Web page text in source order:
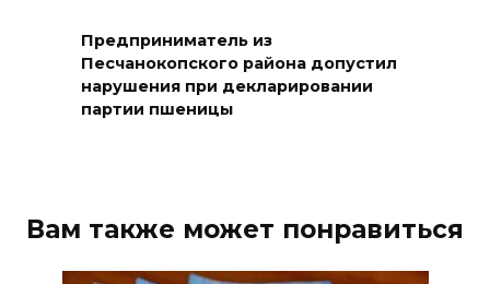
Донской колледж закупил
комплексы БПЛА для
обучения пилотированию
до +40 °C
Предприниматель из
Песчанокопского района допустил
нарушения при декларировании
партии пшеницы
Вам также может понравиться